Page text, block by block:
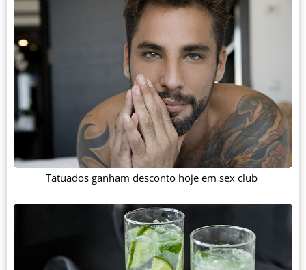
Tatuados ganham desconto hoje em sex club